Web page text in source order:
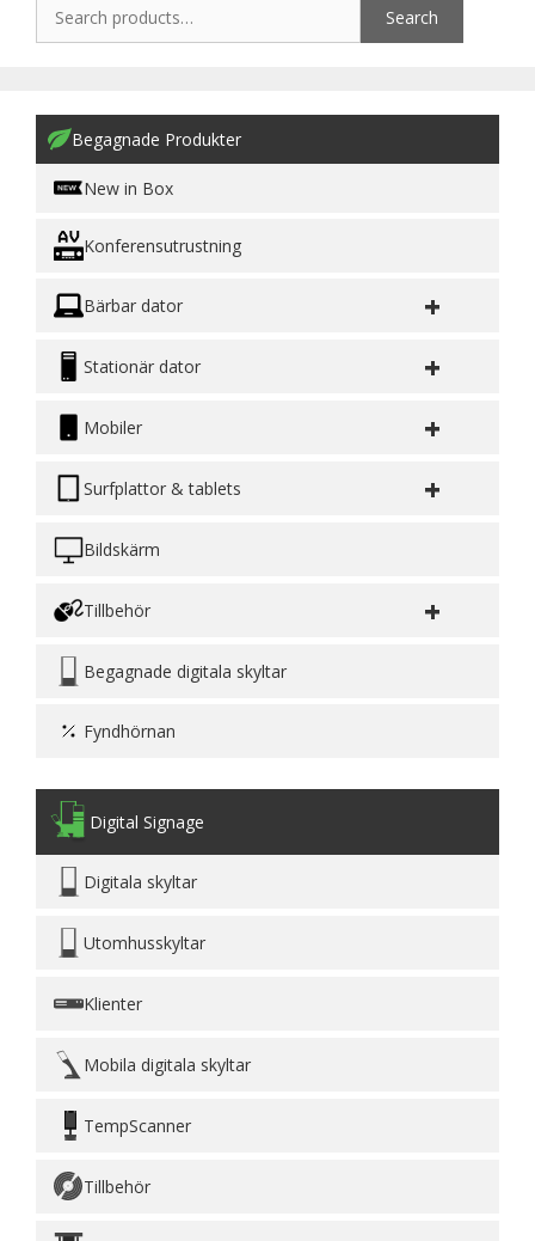
Search
Begagnade Produkter
New in Box
Konferensutrustning
Bärbar dator +
Stationär dator +
Mobiler +
Surfplattor & tablets +
Bildskärm
Tillbehör +
Begagnade digitala skyltar
Fyndhörnan
Digital Signage
Digitala skyltar
Utomhusskyltar
Klienter
Mobila digitala skyltar
TempScanner
Tillbehör